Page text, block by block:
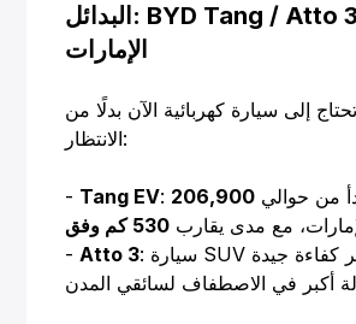
البدائل: BYD Tang / Atto 3 الحالية في
الإمارات
إلى سيارة كهربائية الآن بدلًا من
الانتظار:
- Tang EV من حوالي
مع مدى يقارب
-Atto 3: سيارة SUV أصغر توفر كفاءة جيدة